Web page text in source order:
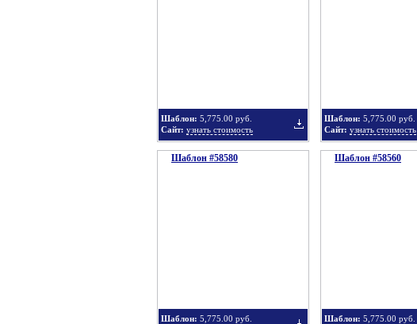
Шаблон: 5,775.00 руб.
Сайт: узнать стоимость
Шаблон: 5,775.00 руб.
Сайт: узнать стоимость
Шаблон #58580
Шаблон: 5,775.00 руб.
Шаблон #58560
Шаблон: 5,775.00 руб.